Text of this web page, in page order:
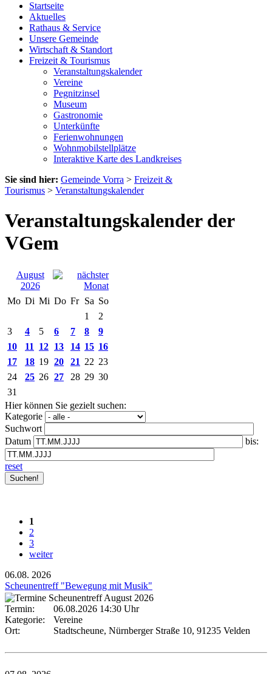
Startseite
Aktuelles
Rathaus & Service
Unsere Gemeinde
Wirtschaft & Standort
Freizeit & Tourismus
Veranstaltungskalender
Vereine
Pegnitzinsel
Museum
Gastronomie
Unterkünfte
Ferienwohnungen
Wohnmobilstellplätze
Interaktive Karte des Landkreises
Sie sind hier: Gemeinde Vorra > Freizeit &
Tourismus > Veranstaltungskalender
Veranstaltungskalender der
VGem
August
2026
Mo Di Mi Do Fr Sa So
1
2
3
4 5 6 7 8
9
10
11 12 13 14 15 16
17
18 19 20 21 22 23
24
25 26 27 28 29 30
31
Hier können Sie gezielt suchen:
Kategorie
Suchwort
Datum
bis:
reset
1
2
3
weiter
06.08. 2026
Scheunentreff "Bewegung mit Musik"
Termin:
06.08.2026 14:30 Uhr
Kategorie:
Vereine
Ort:
Stadtscheune, Nürnberger Straße 10, 91235 Velden